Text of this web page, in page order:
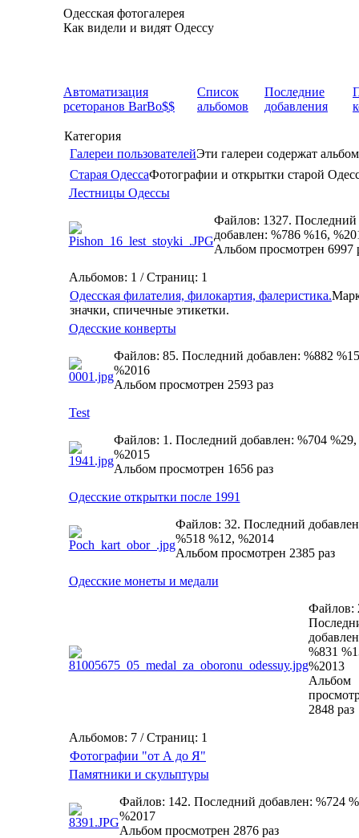
Одесская фотогалерея
Как видели и видят Одессу
Автоматизация
рсеторанов BarBo$$
Список
альбомов
Последние
добавления
Категория
Галереи пользователейЭти галереи содержат
Старая ОдессаФотографии и открытки старой
Лестницы Одессы
Файлов: 1327. Последний
добавлен: %786 %16,
Альбом просмотрен 6997
Альбомов: 1 / Страниц: 1
Одесская филателия, филокартия, фалеристика.
значки, спичечные этикетки.
Одесские конверты
Файлов: 85. Последний добавлен: %882
%2016
Альбом просмотрен 2593 раз
Test
Файлов: 1. Последний добавлен: %704 %29,
%2015
Альбом просмотрен 1656 раз
Одесские открытки после 1991
Файлов: 32. Последний
%518 %12, %2014
Альбом просмотрен 2385 раз
Одесские монеты и медали
Файлов:
%831
%2013
Альбом
2848 раз
Альбомов: 7 / Страниц: 1
Фотографии "от А до Я"
Памятники и скульптуры
Файлов: 142. Последний добавлен: %724
%2017
Альбом просмотрен 2876 раз